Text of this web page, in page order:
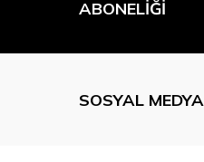
ABONELIĞI
SOSYAL MEDYA